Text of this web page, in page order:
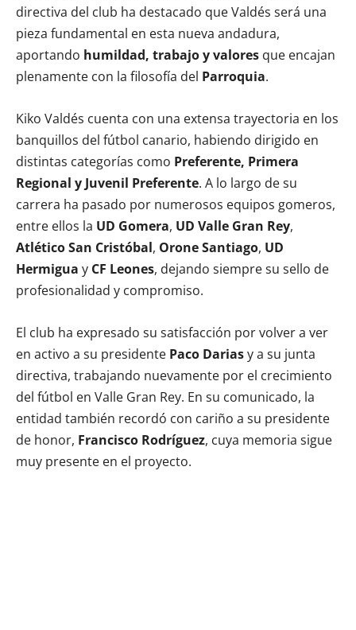
directiva del club ha destacado que Valdés será una
pieza fundamental en esta nueva andadura,
aportando humildad, trabajo y valores que encajan
plenamente con la filosofía del Parroquia.
Kiko Valdés cuenta con una extensa trayectoria en los
banquillos del fútbol canario, habiendo dirigido en
distintas categorías como Preferente, Primera
Regional y Juvenil Preferente. A lo largo de su
carrera ha pasado por numerosos equipos gomeros,
entre ellos la UD Gomera, UD Valle Gran Rey,
Atlético San Cristóbal, Orone Santiago, UD
Hermigua y CF Leones, dejando siempre su sello de
profesionalidad y compromiso.
El club ha expresado su satisfacción por volver a ver
en activo a su presidente Paco Dariasy a su junta
directiva, trabajando nuevamente por el crecimiento
del fútbol en Valle Gran Rey. En su comunicado, la
entidad también recordó con cariño a su presidente
de honor, Francisco Rodríguez, cuya memoria sigue
muy presente en el proyecto.